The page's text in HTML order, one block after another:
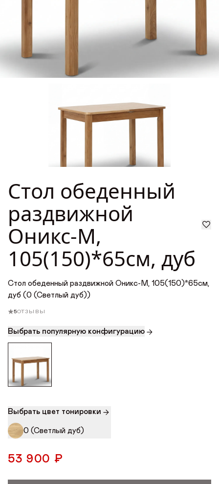
СОТРУДНИЧЕСТВО
ПОКУПАТЕЛЮ
О нас
История
Награды
Телепроекты
MAX
Стол обеденный
раздвижной
Оникс-М,
105(150)*65см, дуб
Стол обеденный раздвижной Оникс-М, 105(150)*65см,
дуб (0 (Светлый дуб))
5ОТЗЫВЫ
Выбрать популярную конфигурацию
Выбрать цвет тонировки
0 (Светлый дуб)
53 900 ₽